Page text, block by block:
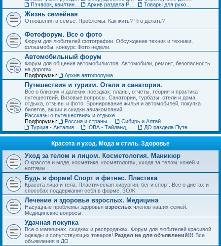
Жизнь семейная
Отношения в семье. Проблемы. Как жить? Что делать?
Фотофорум. Все о фото
Форум для любителей фотографии. Обсуждение техник и техники,
флэшмобы, конкурс Фото недели.
Автомобильный форум
Форум для общения автомобилистов. Автомобили, ремонт, безопасность
на дорогах.
Подфорумы:
Архив автофорума
Путешествия и туризм. Отели и санатории.
Все о близких и далеких поездках: планы, отчеты, теория и практика
путешествий. Визовые вопросы. Санатории, турбазы, отели и дома
отдыха, отзывы и фото. Бронирование жилья и автомобилей, покупка
билетов, акции и скидки авиакомпаний
Рассказы о путешествиях и отдыхе
Подфорумы:
Красота и уход. Мода и стиль. Здоровье
Уход за телом и лицом. Косметология. Маникюр
О красоте и моде, косметике, косметологах, уходе за телом, кожей и
ногтями
Будь в форме! Спорт и фитнес. Пластика
Красота лица и тела. Пластическая хирургия, бег и спорт. Все о диетах и
способах поддержания себя в форме, ЗОЖ.
Лечение и здоровье взрослых. Медицина
Насущные проблемы здоровья взрослых членов наших семей.
Медицинские вопросы.
Удачная покупка
Все о магазинах, скидках и распродажах. Форум для любителей красивой
одежды и сопутствующих товаров! Раздел не для объявлений!!! Все
объявления в ДО